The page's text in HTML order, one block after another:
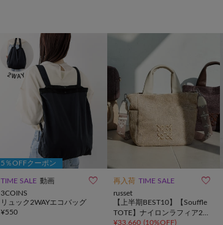
5％OFFクーポン
TIME SALE 動画 
3COINS
リュック2WAYエコバッグ
¥550
再入荷 TIME SALE 
russet
【上半期BEST10】【Souffle
TOTE】ナイロンラフィア2W
AYトートバッグ
¥33,660 (10%OFF)